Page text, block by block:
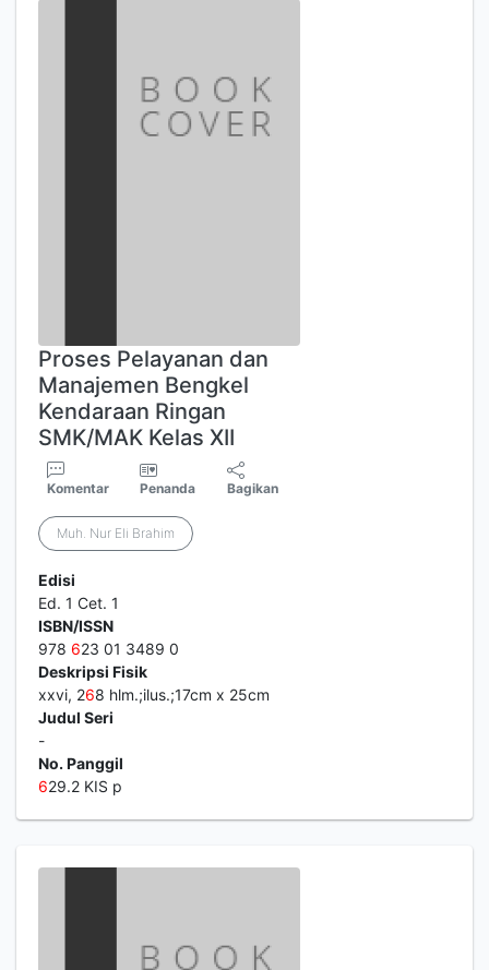
Proses Pelayanan dan
Manajemen Bengkel
Kendaraan Ringan
SMK/MAK Kelas XII
Komentar Penanda Bagikan
Muh. Nur Eli Brahim
Edisi
Ed. 1 Cet. 1
ISBN/ISSN
978 623 01 3489 0
Deskripsi Fisik
xxvi, 268 hlm.;ilus.;17cm x 25cm
Judul Seri
-
No. Panggil
629.2 KIS p